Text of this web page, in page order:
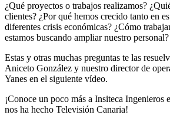
¿Qué proyectos o trabajos realizamos?
clientes? ¿Por qué hemos crecido tanto en
diferentes crisis económicas? ¿Cómo
estamos buscando ampliar nuestro personal?
Estas y otras muchas preguntas te las
Aniceto González y nuestro director de
Yanes en el siguiente vídeo.
¡Conoce un poco más a Insiteca Ingenieros
nos ha hecho Televisión Canaria!